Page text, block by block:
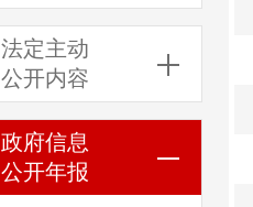
法定主动
公开内容
政府信息
公开年报